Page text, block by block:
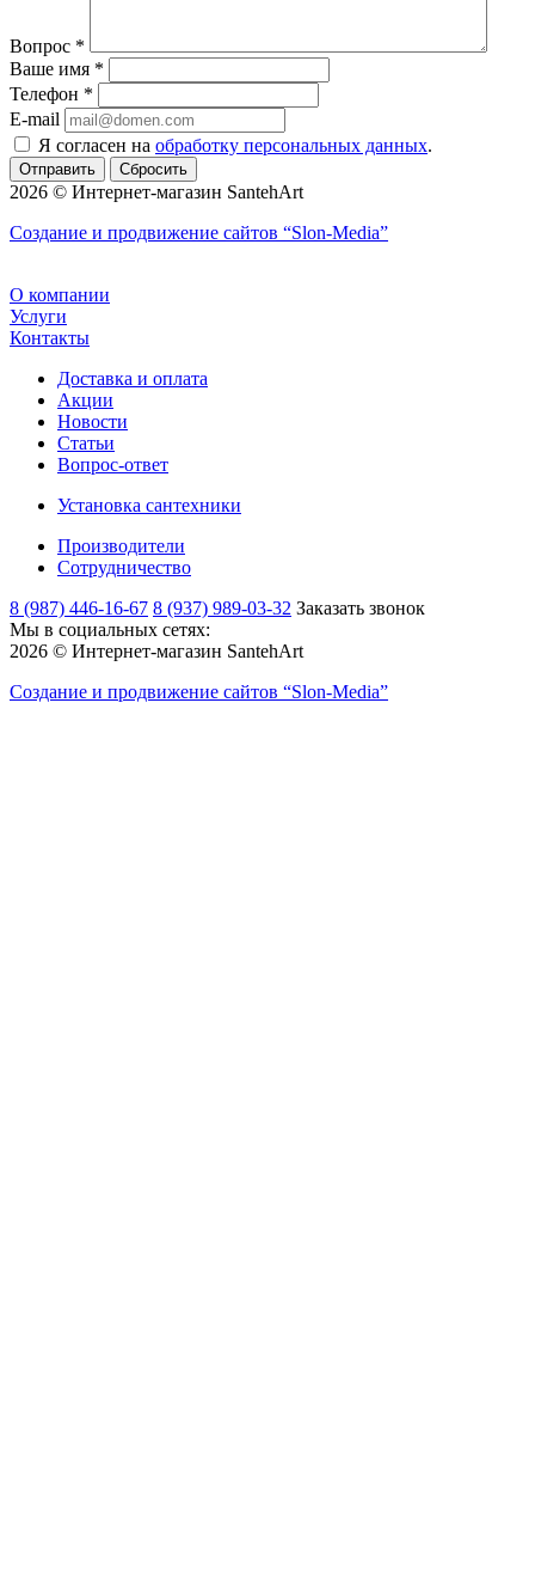
Вопрос *
Ваше имя *
Телефон *
E-mail
Я согласен на обработку персональных данных.
Сбросить
2026 © Интернет-магазин SantehArt
Создание и продвижение сайтов “Slon-Media”
О компании
Услуги
Контакты
Доставка и оплата
Акции
Новости
Статьи
Вопрос-ответ
Установка сантехники
Производители
Сотрудничество
8 (987) 446-16-67 8 (937) 989-03-32 Заказать звонок
Мы в социальных сетях:
2026 © Интернет-магазин SantehArt
Создание и продвижение сайтов “Slon-Media”